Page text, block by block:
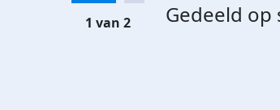
Gedeeld op
1 van 2